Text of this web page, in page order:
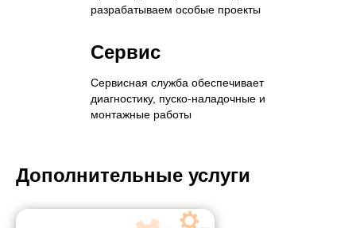
Максимальная
вращения,
об/
Производитель
Yuchai
разрабатываем особые проекты
Сервис
Сервисная служба обеспечивает
диагностику, пуско-наладочные и
монтажные работы
Дополнительные услуги